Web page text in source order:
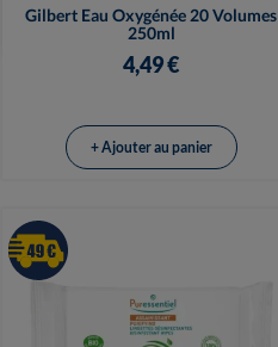
Gilbert Eau Oxygénée 20 Volumes
250ml
4,49 €
Vue rapide
+ Ajouter au panier